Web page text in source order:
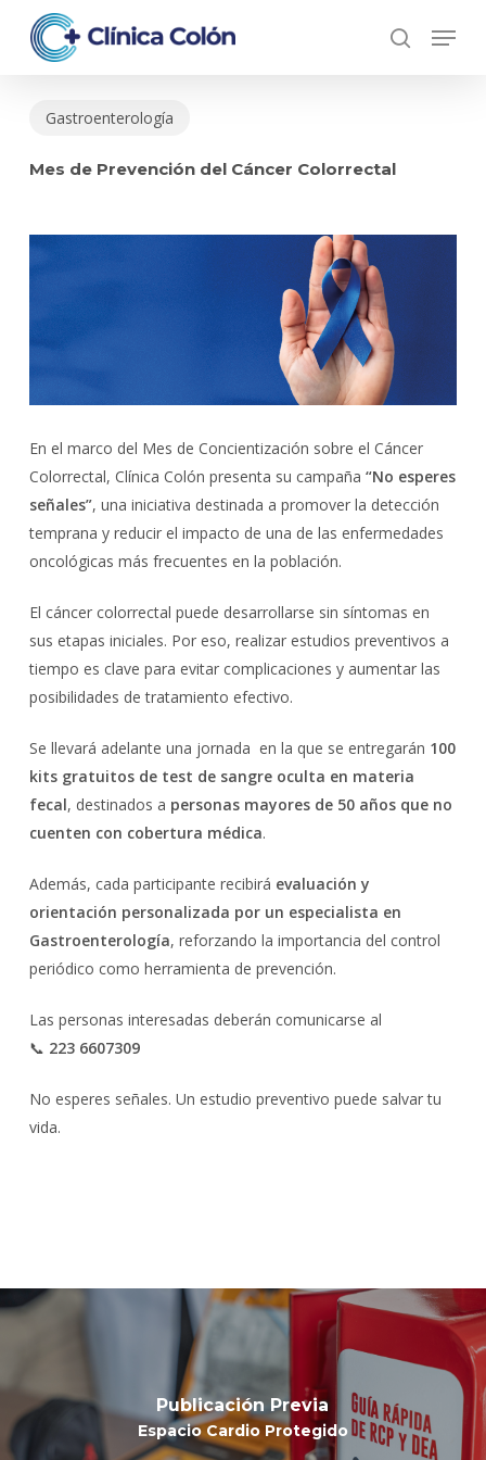
search
Menu
Gastroenterología
Mes de Prevención del Cáncer Colorrectal
En el marco del Mes de Concientización sobre el Cáncer
Colorrectal, Clínica Colón presenta su campaña “No esperes
señales”, una iniciativa destinada a promover la detección
temprana y reducir el impacto de una de las enfermedades
oncológicas más frecuentes en la población.
El cáncer colorrectal puede desarrollarse sin síntomas en
sus etapas iniciales. Por eso, realizar estudios preventivos a
tiempo es clave para evitar complicaciones y aumentar las
posibilidades de tratamiento efectivo.
Se llevará adelante una jornada en la que se entregarán 100
kits gratuitos de test de sangre oculta en materia
fecal, destinados a personas mayores de 50 años que no
cuenten con cobertura médica.
Además, cada participante recibirá evaluación y
orientación personalizada por un especialista en
Gastroenterología, reforzando la importancia del control
periódico como herramienta de prevención.
Las personas interesadas deberán comunicarse al
📞 223 6607309
No esperes señales. Un estudio preventivo puede salvar tu
vida.
Publicación Previa
Espacio Cardio Protegido